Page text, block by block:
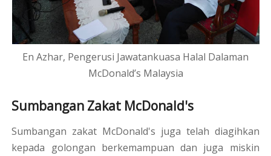
En Azhar, Pengerusi Jawatankuasa Halal Dalaman
McDonald’s Malaysia
Sumbangan Zakat McDonald's
Sumbangan zakat McDonald's juga telah diagihkan
kepada golongan berkemampuan dan juga miskin